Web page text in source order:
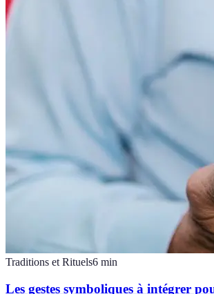
Traditions et Rituels6 min
Les gestes symboliques à intégrer